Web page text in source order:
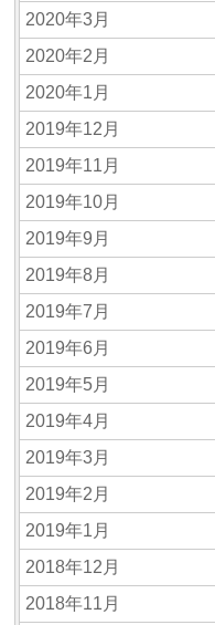
2020年3月
2020年2月
2020年1月
2019年12月
2019年11月
2019年10月
2019年9月
2019年8月
2019年7月
2019年6月
2019年5月
2019年4月
2019年3月
2019年2月
2019年1月
2018年12月
2018年11月